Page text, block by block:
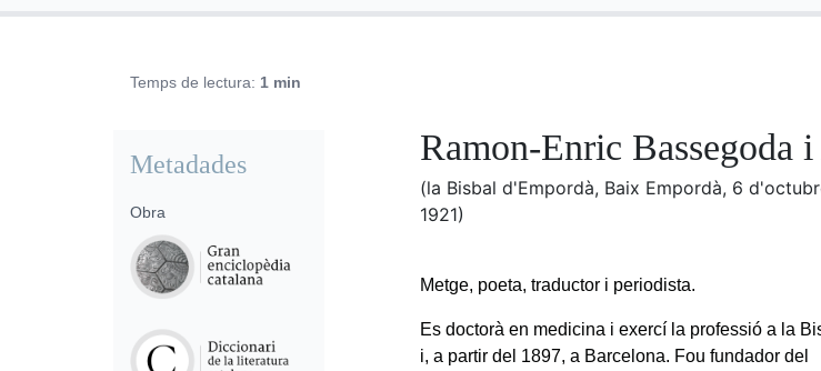
Temps de lectura: 1 min
Ramon-Enric Bassegoda
(la Bisbal d'Empordà, Baix Empordà, 6
1921)
Metge, poeta, traductor i periodista.
Es doctorà en medicina i exercí la professió a la
i, a partir del 1897, a Barcelona. Fou fundador del
Metadades
Obra